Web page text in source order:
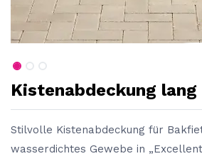
Kistenabdeckung
Stilvolle Kistenabdeckung für
wasserdichtes Gewebe in